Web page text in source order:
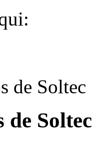
de Soltec
de Soltec